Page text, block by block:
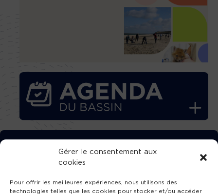
Gérer le consentement aux
cookies
Pour offrir les meilleures expériences, nous utilisons des
technologies telles que les cookies pour stocker et/ou accéder
TÉLÉCHARGEZ GRATUITEMENT
L’APPLICATION TVBA !